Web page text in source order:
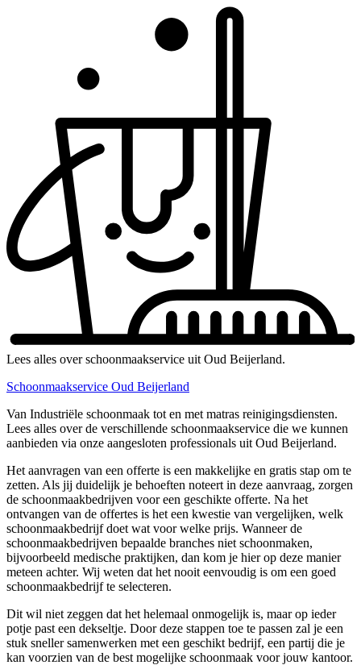
Lees alles over schoonmaakservice uit Oud Beijerland.
Schoonmaakservice Oud Beijerland
Van Industriële schoonmaak tot en met matras reinigingsdiensten.
Lees alles over de verschillende schoonmaakservice die we kunnen
aanbieden via onze aangesloten professionals uit Oud Beijerland.
Het aanvragen van een offerte is een makkelijke en gratis stap om te
zetten. Als jij duidelijk je behoeften noteert in deze aanvraag, zorgen
de schoonmaakbedrijven voor een geschikte offerte. Na het
ontvangen van de offertes is het een kwestie van vergelijken, welk
schoonmaakbedrijf doet wat voor welke prijs. Wanneer de
schoonmaakbedrijven bepaalde branches niet schoonmaken,
bijvoorbeeld medische praktijken, dan kom je hier op deze manier
meteen achter. Wij weten dat het nooit eenvoudig is om een goed
schoonmaakbedrijf te selecteren.
Dit wil niet zeggen dat het helemaal onmogelijk is, maar op ieder
potje past een dekseltje. Door deze stappen toe te passen zal je een
stuk sneller samenwerken met een geschikt bedrijf, een partij die je
kan voorzien van de best mogelijke schoonmaak voor jouw kantoor.